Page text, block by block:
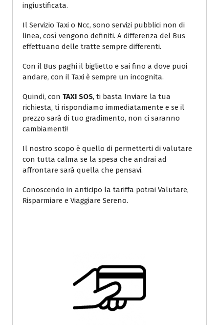
ingiustificata.
Il Servizio Taxi o Ncc, sono servizi pubblici non di
linea, così vengono definiti. A differenza del Bus
effettuano delle tratte sempre differenti.
Con il Bus paghi il biglietto e sai fino a dove puoi
andare, con il Taxi è sempre un incognita.
Quindi, con TAXI SOS, ti basta Inviare la tua
richiesta, ti rispondiamo immediatamente e se il
prezzo sarà di tuo gradimento, non ci saranno
cambiamenti!
Il nostro scopo è quello di permetterti di valutare
con tutta calma se la spesa che andrai ad
affrontare sarà quella che pensavi.
Conoscendo in anticipo la tariffa potrai Valutare,
Risparmiare e Viaggiare Sereno.